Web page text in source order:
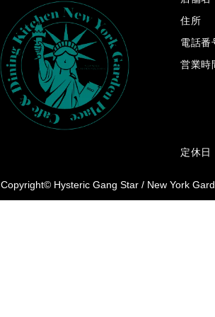
住所
電話番
営業時
定休日
Copyright© Hysteric Gang Star / New York